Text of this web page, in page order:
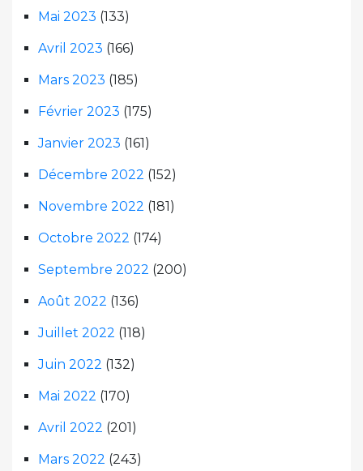
Mai 2023 (133)
Avril 2023 (166)
Mars 2023 (185)
Février 2023 (175)
Janvier 2023 (161)
Décembre 2022 (152)
Novembre 2022 (181)
Octobre 2022 (174)
Septembre 2022 (200)
Août 2022 (136)
Juillet 2022 (118)
Juin 2022 (132)
Mai 2022 (170)
Avril 2022 (201)
Mars 2022 (243)